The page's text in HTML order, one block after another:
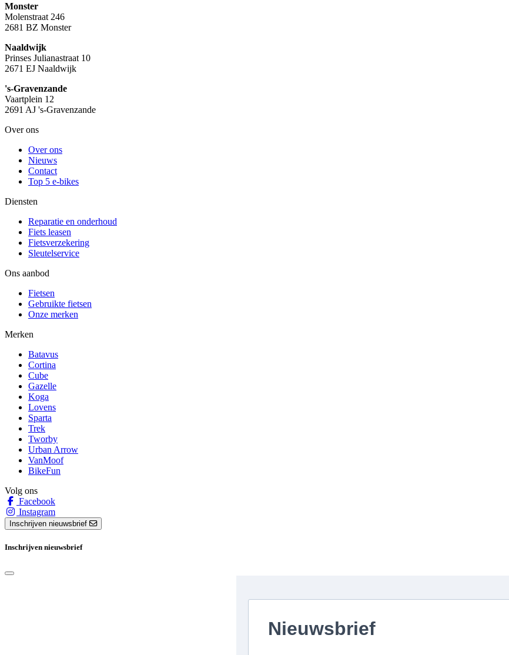
Monster
Molenstraat 246
2681 BZ Monster
Naaldwijk
Prinses Julianastraat 10
2671 EJ Naaldwijk
's-Gravenzande
Vaartplein 12
2691 AJ 's-Gravenzande
Over ons
Over ons
Nieuws
Contact
Top 5 e-bikes
Diensten
Reparatie en onderhoud
Fiets leasen
Fietsverzekering
Sleutelservice
Ons aanbod
Fietsen
Gebruikte fietsen
Onze merken
Merken
Batavus
Cortina
Cube
Gazelle
Koga
Lovens
Sparta
Trek
Tworby
Urban Arrow
VanMoof
BikeFun
Volg ons
Facebook
Instagram
Inschrijven nieuwsbrief
Inschrijven nieuwsbrief